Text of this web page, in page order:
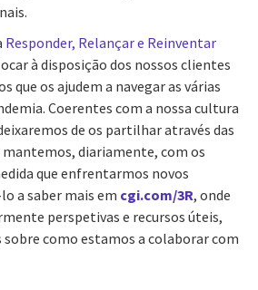
Responder, Relançar e Reinventar
à disposição dos nossos clientes
que os ajudem a navegar as várias
Coerentes com a nossa cultura
de os partilhar através das
diariamente, com os
que enfrentarmos novos
a saber mais em cgi.com/3R, onde
perspetivas e recursos úteis,
como estamos a colaborar com